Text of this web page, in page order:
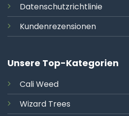
Datenschutzrichtlinie
Kundenrezensionen
Unsere Top-Kategorien
CaliWeed
Wizard Trees